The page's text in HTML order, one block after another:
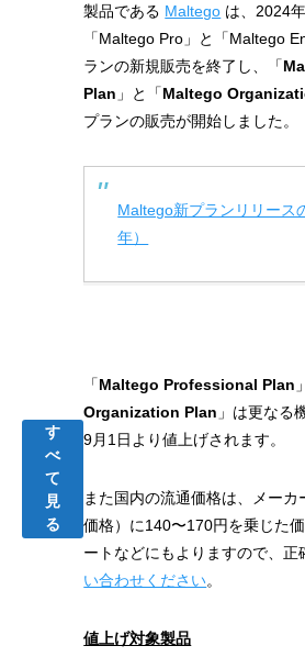
製品である Maltego は、2024
「Maltego Pro」と「Maltego
ランの新規販売を終了し、「
Plan 」と「Maltego
プランの販売が開始しました。
Maltego新プランリリース
年）
「Maltego Professional Plan
Organization Plan 」は更なる
9月1日より値上げされます。
また国内の流通価格は、メー
価格）に140〜170円を乗じた
ートなどにもよりますので、正
い合わせください。
値上げ対象製品
す
べ
て
見
る